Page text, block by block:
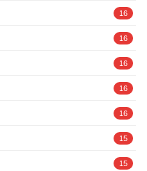
16
16
16
16
16
15
15